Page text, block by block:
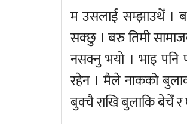
म उसलाई सम्झाउथेँ ।
सक्छु । बरु तिमी
नसक्नु भयो । भाइ पनि
रहेन । मैले नाकको
बुक्चै राखि बुलाकि बेचेँ र